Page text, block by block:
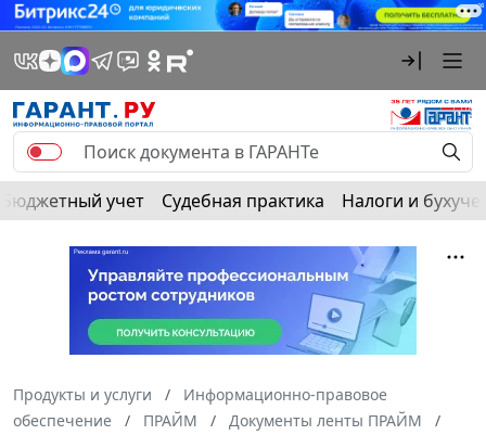
Бюджетный учет Судебная практика Налоги и
Продукты и услуги
Информационно-правовое
обеспечение
ПРАЙМ
Документы ленты ПРАЙМ